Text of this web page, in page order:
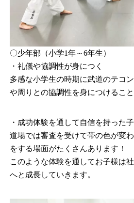
〇少年部（小学1年～6年生）
・礼儀や協調性が身につく
多感な小学生の時期に武道のテコ
や周りとの協調性を身につけること
・成功体験を通して自信を持った
道場では審査を受けて帯の色が変
をする場面がたくさんあります！
このような体験を通してお子様は
へと成長していきます。